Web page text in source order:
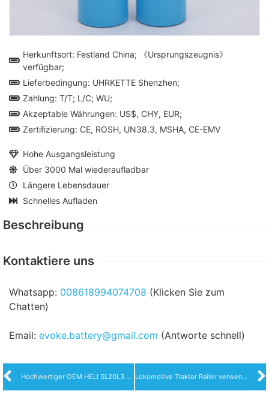
Herkunftsort: Festland China; 《Ursprungszeugnis》
verfügbar;
Lieferbedingung: UHRKETTE Shenzhen;
Zahlung: T/T; L/C; WU;
Akzeptable Währungen: US$, CHY, EUR;
Zertifizierung: CE, ROSH, UN38.3, MSHA, CE-EMV
Hohe Ausgangsleistung
Über 3000 Mal wiederaufladbar
Längere Lebensdauer
Schnelles Aufladen
Beschreibung
Kontaktiere uns
Whatsapp: 008618994074708 (Klicken Sie zum
Chatten)
Email: evoke.battery@gmail.com (Antworte schnell)
Hochwertiger OEM HELI SL20L3 1T 2T hydraulischer Gabelstapler mit Lithiumbatterie, neuer Palettenstapler Lokomotive Traktor Railer verwenden Blei-Säure-Batterie Ersatz-Lithium-Eisen-Phosphat-Batterie 192V520Ah